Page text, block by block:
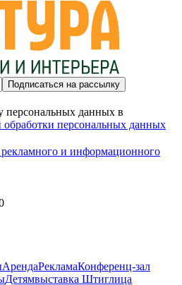
Подписаться на рассылку
персональных данных в
персональных данных
и информационного
АрендаРекламаКонференц-зал
Детямвыставка Штиглица